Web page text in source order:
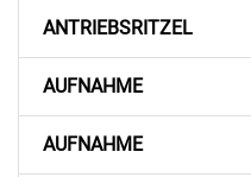
ANTRIEBSRITZEL
AUFNAHME
AUFNAHME